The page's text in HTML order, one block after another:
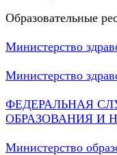
Образовательные
Министерство
Министерство
ФЕДЕРАЛЬНАЯ
ОБРАЗОВАНИЯ И
Министерство